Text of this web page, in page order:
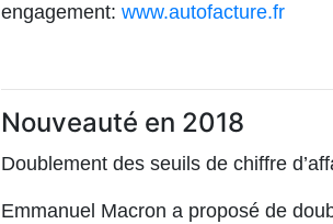
engagement: www.autofacture.fr
Nouveauté en 2018
Doublement des seuils de chiffre
Emmanuel Macron a proposé de